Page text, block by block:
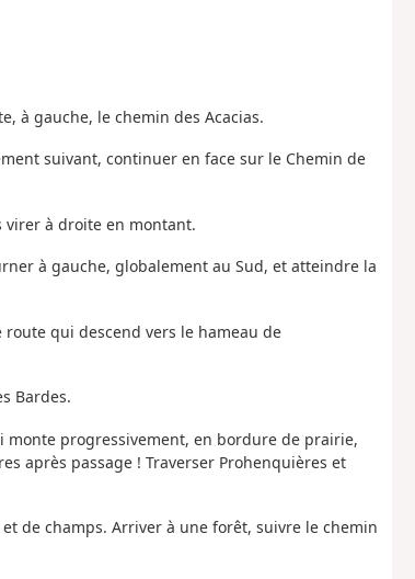
à gauche, le chemin des Acacias.
suivant, continuer en face sur le Chemin de
virer à droite en montant.
à gauche, globalement au Sud, et atteindre la
qui descend vers le hameau de
Bardes.
progressivement, en bordure de prairie,
après passage ! Traverser Prohenquières et
de champs. Arriver à une forêt, suivre le chemin